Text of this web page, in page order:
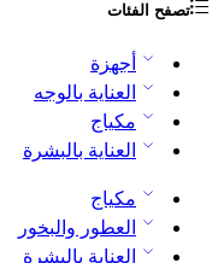
تصفح الفئات
أجهزة
العناية بالوجه
مكياج
العناية بالبشرة
مكياج
العطور والبخور
العناية بالبشرة